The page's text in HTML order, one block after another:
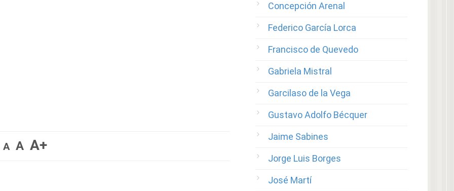
A A A+
Concepción Arenal
Federico García Lorca
Francisco de Quevedo
Gabriela Mistral
Garcilaso de la Vega
Gustavo Adolfo Bécquer
Jaime Sabines
Jorge Luis Borges
José Martí